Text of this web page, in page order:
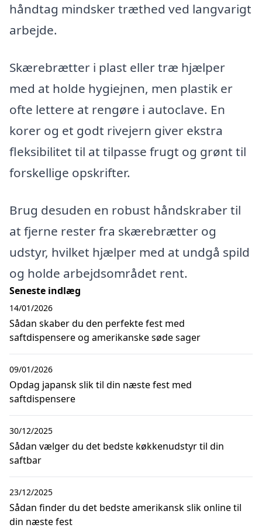
håndtag mindsker træthed ved langvarigt
arbejde.
Skærebrætter i plast eller træ hjælper
med at holde hygiejnen, men plastik er
ofte lettere at rengøre i autoclave. En
korer og et godt rivejern giver ekstra
fleksibilitet til at tilpasse frugt og grønt til
forskellige opskrifter.
Brug desuden en robust håndskraber til
at fjerne rester fra skærebrætter og
udstyr, hvilket hjælper med at undgå spild
og holde arbejdsområdet rent.
Seneste indlæg
Sådan skaber du den perfekte fest med
saftdispensere og amerikanske søde sager
14/01/2026
Opdag japansk slik til din næste fest med
saftdispensere
09/01/2026
Sådan vælger du det bedste køkkenudstyr til din
saftbar
30/12/2025
Sådan finder du det bedste amerikansk slik online til
din næste fest
23/12/2025